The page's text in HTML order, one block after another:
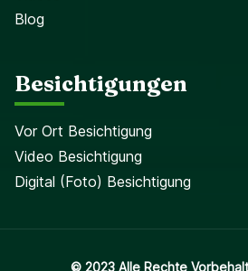
Blog
Besichtigungen
Vor Ort Besichtigung
Video Besichtigung
Digital (Foto) Besichtigung
© 2023 Alle Rechte